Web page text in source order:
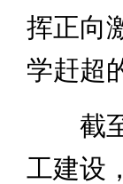
挥正向
学赶超
截至7
工建设